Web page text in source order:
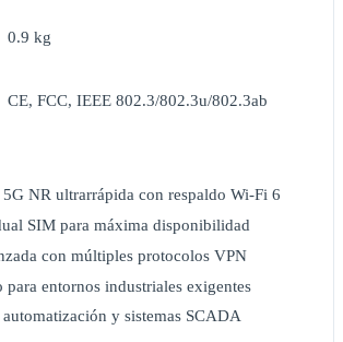
0.9 kg
CE, FCC, IEEE 802.3/802.3u/802.3ab
NR ultrarrápida con respaldo Wi-Fi 6
SIM para máxima disponibilidad
con múltiples protocolos VPN
para entornos industriales exigentes
y sistemas SCADA